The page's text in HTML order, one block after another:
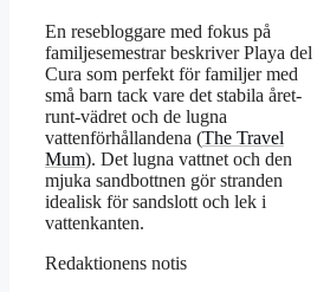
En resebloggare med fokus på
familjesemestrar beskriver Playa del
Cura som perfekt för familjer med
små barn tack vare det stabila året-
runt-vädret och de lugna
vattenförhållandena (The Travel
Mum). Det lugna vattnet och den
mjuka sandbottnen gör stranden
idealisk för sandslott och lek i
vattenkanten.
Redaktionens notis